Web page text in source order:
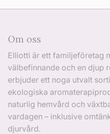
Om oss
Elliotti är ett familjeföretag
välbefinnande och en djup
erbjuder ett noga utvalt
ekologiska
naturlig hemvård och
vardagen – inklusive
djurvård.